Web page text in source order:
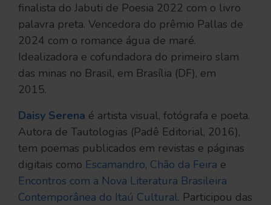
finalista do Jabuti de Poesia 2022 com o livro
palavra preta. Vencedora do prêmio Pallas de
2024 com o romance água de maré.
Idealizadora e cofundadora do primeiro slam
das minas no Brasil, em Brasília (DF), em
2015.
Daisy Serena é artista visual, fotógrafa e poeta.
Autora de Tautologias (Padê Editorial, 2016),
tem poemas publicados em revistas e páginas
digitais como Escamandro, Chão da Feira e
Encontros com a Nova Literatura Brasileira
Contemporânea do Itaú Cultural. Participou das